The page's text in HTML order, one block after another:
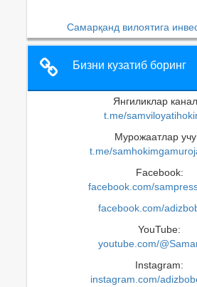
Самарқанд вилоятига
Бизни кузатиб боринг
Янгиликлар
t.me/
Мурожаатлар
t.me/
Facebook:
facebook.com/
facebook.com/
YouTube:
youtube.com/
Instagram:
instagram.com/